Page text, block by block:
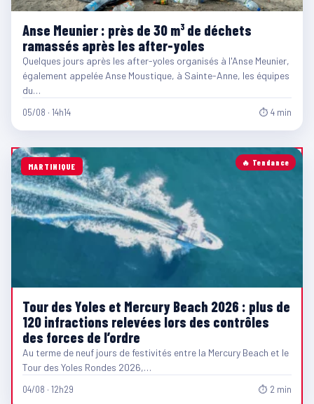
Anse Meunier : près de 30 m³ de déchets
ramassés après les after-yoles
Quelques jours après les after-yoles organisés à l'Anse Meunier,
également appelée Anse Moustique, à Sainte-Anne, les équipes
du…
05/08 · 14h14 ⏱ 4 min
🔥 Tendance
MARTINIQUE
Tour des Yoles et Mercury Beach 2026 : plus de
120 infractions relevées lors des contrôles
des forces de l’ordre
Au terme de neuf jours de festivités entre la Mercury Beach et le
Tour des Yoles Rondes 2026,…
04/08 · 12h29 ⏱ 2 min